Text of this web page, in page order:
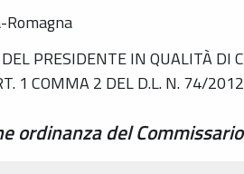
Romagna
PRESIDENTE IN QUALITÀ DI
1 COMMA 2 DEL D.L. N. 74/2012
ordinanza del